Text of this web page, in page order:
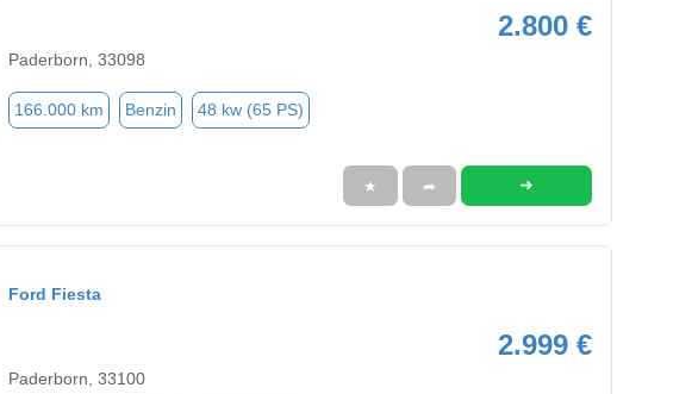
2.800 €
Paderborn, 33098
166.000 km Benzin 48 kw (65 PS)
★ ➦ ➜
Ford Fiesta
2.999 €
Paderborn, 33100